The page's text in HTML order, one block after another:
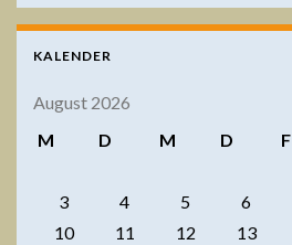
KALENDER
August 2026
M
D M D F
3
4 5 6
10
11 12 13